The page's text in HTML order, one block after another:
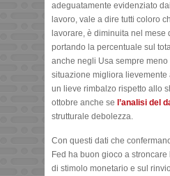
adeguatamente evidenziato
lavoro, vale a dire tutti coloro
lavorare, è diminuita nel
portando la percentuale sul
anche negli Usa sempre
situazione migliora lievemente
un lieve rimbalzo rispetto allo
ottobre anche se l’analisi del
strutturale debolezza.
Con questi dati che
Fed ha buon gioco a stroncare
di stimolo monetario e sul